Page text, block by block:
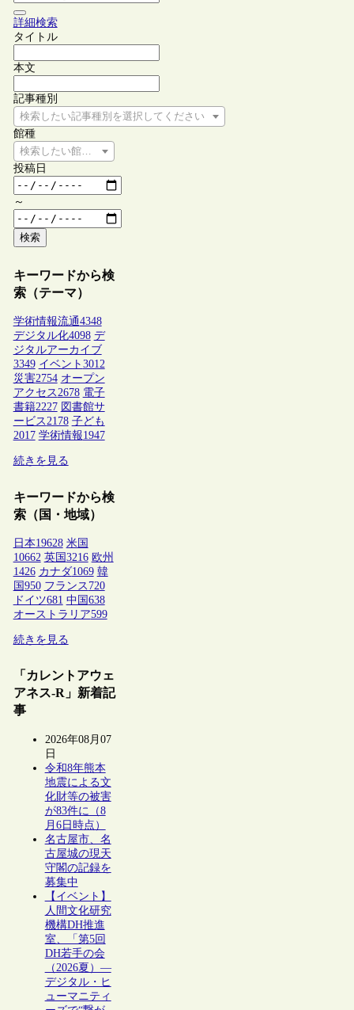
詳細検索
タイトル
本文
記事種別
検索したい記事種別を選択してください
館種
検索したい館種を選択してください
投稿日
～
検索
キーワードから検
索（テーマ）
学術情報流通4348
デジタル化4098 デ
ジタルアーカイブ
3349 イベント 3012
災害2754 オープン
アクセス2678 電子
書籍2227 図書館サ
ービス2178 子ども
2017 学術情報1947
続きを見る
キーワードから検
索（国・地域）
日本19628 米国
10662 英国 3216 欧州
1426 カナダ1069 韓
国 950 フランス 720
ドイツ681 中国 638
オーストラリア599
続きを見る
「カレントアウェ
アネス-R」新着記
事
2026年08月07
日
令和8年熊本
地震による文
化財等の被害
が83件に（8
月6日時点）
名古屋市、名
古屋城の現天
守閣の記録を
募集中
【イベント】
人間文化研究
機構DH推進
室、「第5回
DH若手の会
（2026夏）―
デジタル・ヒ
ューマニティ